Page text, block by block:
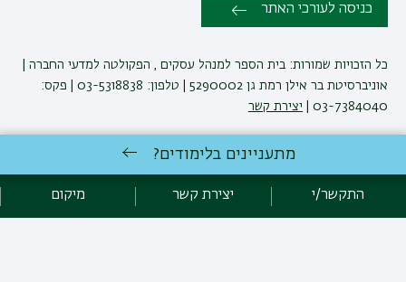
כניסה לעורכי האתר
כל הזכויות שמורות: בית הספר למנהל עסקים , הפקולטה למדעי החברה |
אוניברסיטת בר אילן רמת גן 5290002 | טלפון: 03-5318838 | פקס:
03-7384040 |
יצירת קשר
ביה"ס למינהל עסקים שומר לעצמו את הזכות לבצע שינויים והתאמות
ט.ל.ח
מתעניינים בלימודים?
התקשר/י יצירת קשר מיקום